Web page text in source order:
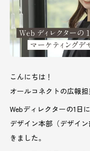
こんにちは！
オールコネクトの広報担
Webディレクターの1
デザイン本部（デザイ
きました。